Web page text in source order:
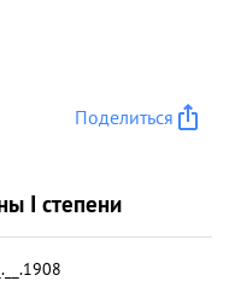
Поделиться
I степени